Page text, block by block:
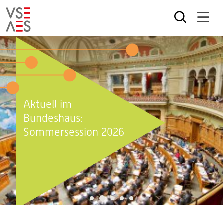
Direkt
zum
Inhalt
Aktuell im
Bundeshaus:
Sommersession 2026
1 2 3 4 5